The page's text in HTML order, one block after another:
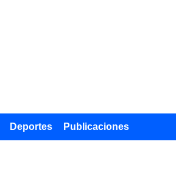
Deportes Publicaciones